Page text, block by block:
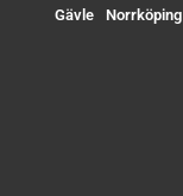
Gävle Norrköping